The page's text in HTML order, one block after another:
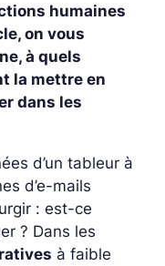
humaines
on vous
à quels
la mettre en
dans les
d’un tableur à
d’e-mails
: est-ce
? Dans les
à faible